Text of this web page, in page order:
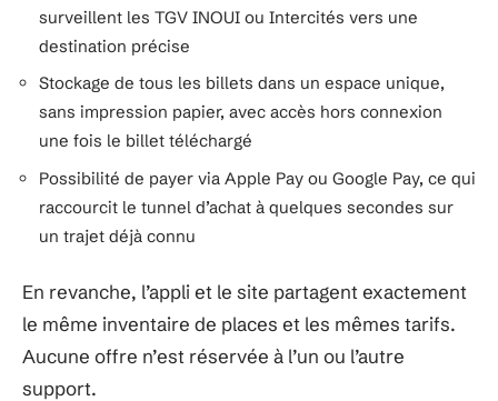
surveillent les TGV INOUI ou Intercités vers une
destination précise
Stockage de tous les billets dans un espace unique,
sans impression papier, avec accès hors connexion
une fois le billet téléchargé
Possibilité de payer via Apple Pay ou Google Pay, ce qui
raccourcit le tunnel d’achat à quelques secondes sur
un trajet déjà connu
En revanche, l’appli et le site partagent exactement
le même inventaire de places et les mêmes tarifs.
Aucune offre n’est réservée à l’un ou l’autre
support.